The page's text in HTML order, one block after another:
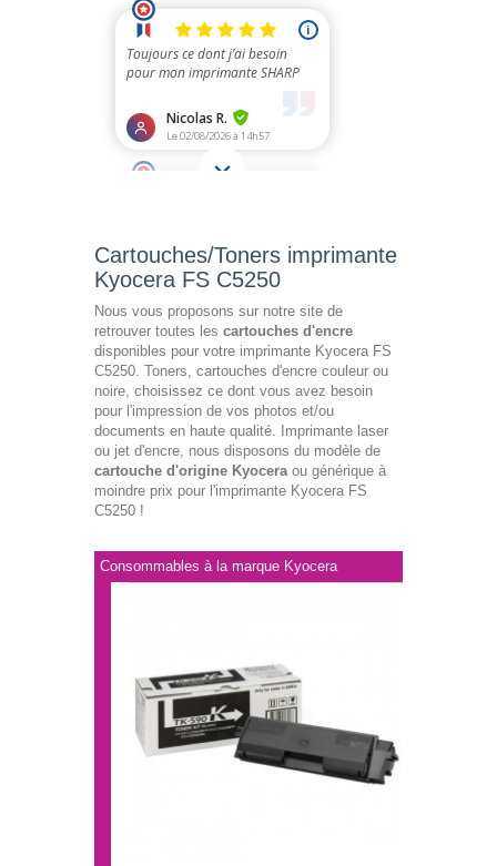
Cartouches/Toners imprimante
Kyocera FS C5250
Nous vous proposons sur notre site de
retrouver toutes les cartouches d'encre
disponibles pour votre imprimante Kyocera FS
C5250. Toners, cartouches d'encre couleur ou
noire, choisissez ce dont vous avez besoin
pour l'impression de vos photos et/ou
documents en haute qualité. Imprimante laser
ou jet d'encre, nous disposons du modèle de
cartouche d'origine Kyoceraou générique à
moindre prix pour l'imprimante Kyocera FS
C5250 !
Consommables à la marque Kyocera